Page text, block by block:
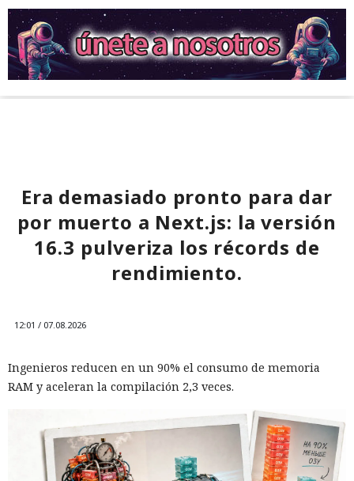
Era demasiado pronto para dar
por muerto a Next.js: la versión
16.3 pulveriza los récords de
rendimiento.
12:01 / 07.08.2026
Ingenieros reducen en un 90% el consumo de memoria
RAM y aceleran la compilación 2,3 veces.